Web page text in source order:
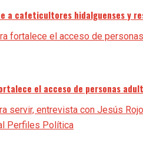
a cafeticultores hidalguenses y
el acceso de personas
Perfiles Política